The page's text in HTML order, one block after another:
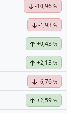
-10,96 %
-1,93 %
+0,43 %
+2,13 %
-6,76 %
+2,59 %